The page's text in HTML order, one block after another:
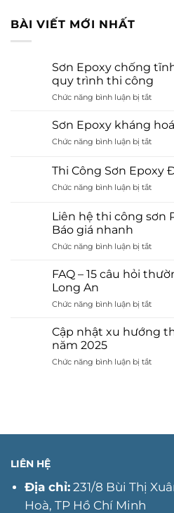
BÀI VIẾT MỚI NHẤT
Sơn Epoxy chống
quy trình thi công
Chức năng bình luận bị tắtở
Epoxy
tĩnh
là
gì?
Ưu
và
thi
Sơn Epoxy kháng
Chức năng bình luận bị tắtở
Epoxy
kháng
hoá
Đồng
Thi Công Sơn Epoxy
Chức năng bình luận bị tắtở
Công
Sơn
Đồng
Liên hệ thi công sơn
Báo giá nhanh
Chức năng bình luận bị tắtở
hệ
sơn
Long
An
Tư
FAQ – 15 câu hỏi
Long An
Chức năng bình luận bị tắtở
15
hỏi
tại
Cập nhật xu hướng
năm 2025
Chức năng bình luận bị tắtở
công
An
năm
LIÊN HỆ
Địa chỉ:231/8 Bùi Thị
Hoà, TP Hồ Chí Minh